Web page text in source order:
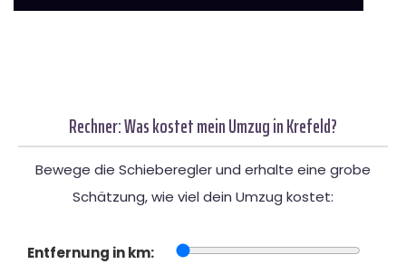
Rechner: Was kostet mein Umzug in Krefeld?
Bewege die Schieberegler und erhalte eine grobe
Schätzung, wie viel dein Umzug kostet:
Entfernung in km: